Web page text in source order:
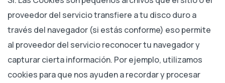
proveedor del servicio transfiere a tu disco duro a
través del navegador (si estás conforme) eso permite
al proveedor del servicio reconocer tu navegador y
capturar cierta información. Por ejemplo, utilizamos
cookies para que nos ayuden a recordar y procesar